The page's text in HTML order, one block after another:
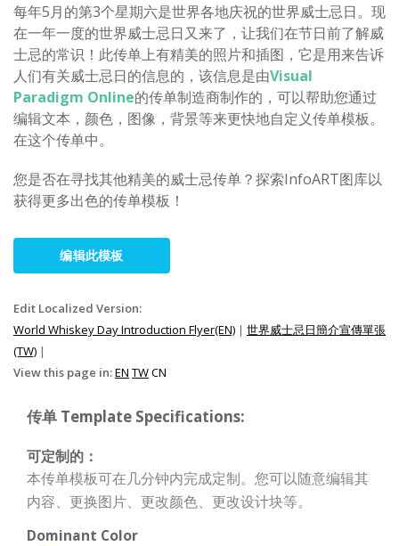
每年5月的第3个星期六是世界各地庆祝的世界威士忌日。现
在一年一度的世界威士忌日又来了，让我们在节日前了解威
士忌的常识！此传单上有精美的照片和插图，它是用来告诉
人们有关威士忌日的信息的，该信息是由Visual
Paradigm Online的传单制造商制作的，可以帮助您通过
编辑文本，颜色，图像，背景等来更快地自定义传单模板。
在这个传单中。
您是否在寻找其他精美的威士忌传单？探索InfoART图库以
获得更多出色的传单模板！
编辑此模板
Edit Localized Version:
World Whiskey Day Introduction Flyer(EN) | 世界威士忌日簡介宣傳單張
(TW) |
View this page in:EN TWCN
传单 Template Specifications:
可定制的：
本传单模板可在几分钟内完成定制。您可以随意编辑其
内容、更换图片、更改颜色、更改设计块等。
Dominant Color